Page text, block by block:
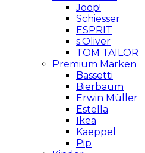
Joop!
Schiesser
ESPRIT
s.Oliver
TOM TAILOR
Premium Marken
Bassetti
Bierbaum
Erwin Müller
Estella
Ikea
Kaeppel
Pip